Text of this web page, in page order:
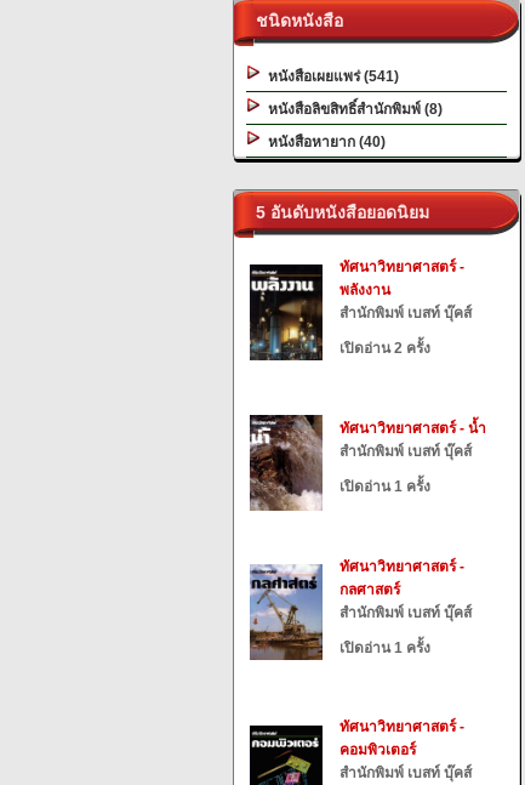
ชนิดหนังสือ
หนังสือเผยแพร่ (541)
หนังสือลิขสิทธิ์สำนักพิมพ์ (8)
หนังสือหายาก (40)
5 อันดับหนังสือยอดนิยม
ทัศนาวิทยาศาสตร์ -
พลังงาน
สำนักพิมพ์ เบสท์ บุ๊คส์
เปิดอ่าน 2 ครั้ง
ทัศนาวิทยาศาสตร์ - น้ำ
สำนักพิมพ์ เบสท์ บุ๊คส์
เปิดอ่าน 1 ครั้ง
ทัศนาวิทยาศาสตร์ -
กลศาสตร์
สำนักพิมพ์ เบสท์ บุ๊คส์
เปิดอ่าน 1 ครั้ง
ทัศนาวิทยาศาสตร์ -
คอมพิวเตอร์
สำนักพิมพ์ เบสท์ บุ๊คส์